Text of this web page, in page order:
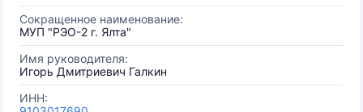
Сокращенное наименование:
МУП "РЭО-2 г. Ялта"
Имя руководителя:
Игорь Дмитриевич Галкин
ИНН: